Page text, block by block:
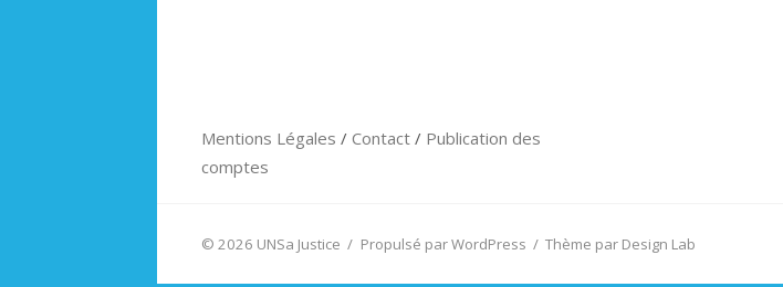
Mentions Légales / Contact / Publication des
comptes
© 2026 UNSa Justice / Propulsé par WordPress / Thème par Design Lab